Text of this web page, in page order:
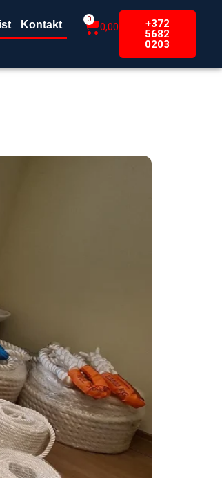
Kontakt 0,00€
0
+372
5682
0203